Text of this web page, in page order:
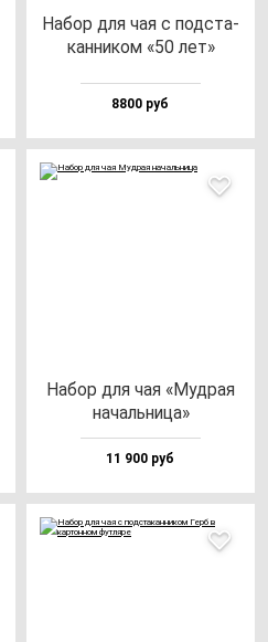
Набор для чая с под­ста­
кан­ни­ком «50 лет»
8800 руб
Набор для чая «Муд­рая
на­чаль­ни­ца»
11 900 руб